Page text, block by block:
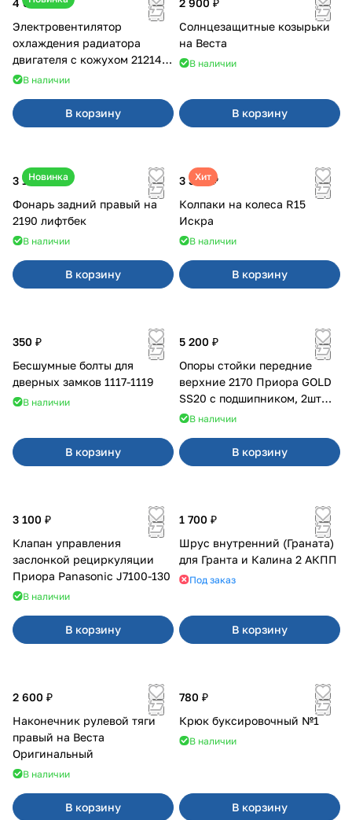
Электровентилятор
охлаждения радиатора
двигателя с кожухом 21214
2121-21213 ВАЛЕЕ 95
В наличии
В корзину
Солнцезащитные козырьки
на Веста
В наличии
В корзину
Новинка
3 100 ₽
Фонарь задний правый на
2190 лифтбек
В наличии
В корзину
Хит
3 380 ₽
Колпаки на колеса R15
Искра
В наличии
В корзину
350 ₽
Бесшумные болты для
дверных замков 1117-1119
В наличии
В корзину
5 200 ₽
Опоры стойки передние
верхние 2170 Приора GOLD
SS20 с подшипником, 2шт
10116
В наличии
В корзину
3 100 ₽
Клапан управления
заслонкой рециркуляции
Приора Panasonic J7100-130
В наличии
В корзину
1 700 ₽
Шрус внутренний (Граната)
для Гранта и Калина 2 АКПП
Под заказ
В корзину
2 600 ₽
Наконечник рулевой тяги
правый на Веста
Оригинальный
В наличии
В корзину
780 ₽
Крюк буксировочный №1
В наличии
В корзину